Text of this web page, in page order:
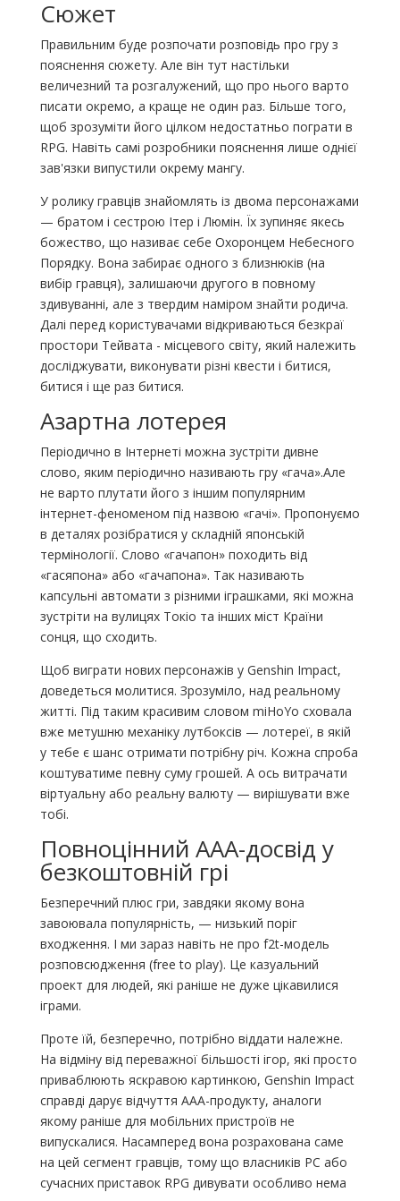
Сюжет
Правильним буде розпочати розповідь про гру з
пояснення сюжету. Але він тут настільки
величезний та розгалужений, що про нього варто
писати окремо, а краще не один раз. Більше того,
щоб зрозуміти його цілком недостатньо пограти в
RPG. Навіть самі розробники пояснення лише однієї
зав'язки випустили окрему мангу.
У ролику гравців знайомлять із двома персонажами
— братом і сестрою Ітер і Люмін. Їх зупиняє якесь
божество, що називає себе Охоронцем Небесного
Порядку. Вона забирає одного з близнюків (на
вибір гравця), залишаючи другого в повному
здивуванні, але з твердим наміром знайти родича.
Далі перед користувачами відкриваються безкраї
простори Тейвата - місцевого світу, який належить
досліджувати, виконувати різні квести і битися,
битися і ще раз битися.
Азартна лотерея
Періодично в Інтернеті можна зустріти дивне
слово, яким періодично називають гру «гача».Але
не варто плутати його з іншим популярним
інтернет-феноменом під назвою «гачі». Пропонуємо
в деталях розібратися у складній японській
термінології. Слово «гачапон» походить від
«гасяпона» або «гачапона». Так називають
капсульні автомати з різними іграшками, які можна
зустріти на вулицях Токіо та інших міст Країни
сонця, що сходить.
Щоб виграти нових персонажів у Genshin Impact,
доведеться молитися. Зрозуміло, над реальному
житті. Під таким красивим словом miHoYo сховала
вже метушню механіку лутбоксів — лотереї, в якій
у тебе є шанс отримати потрібну річ. Кожна спроба
коштуватиме певну суму грошей. А ось витрачати
віртуальну або реальну валюту — вирішувати вже
тобі.
Повноцінний ААА-досвід у
безкоштовній грі
Безперечний плюс гри, завдяки якому вона
завоювала популярність, — низький поріг
входження. І ми зараз навіть не про f2t-модель
розповсюдження (free to play). Це казуальний
проект для людей, які раніше не дуже цікавилися
іграми.
Проте їй, безперечно, потрібно віддати належне.
На відміну від переважної більшості ігор, які просто
приваблюють яскравою картинкою, Genshin Impact
справді дарує відчуття ААА-продукту, аналоги
якому раніше для мобільних пристроїв не
випускалися. Насамперед вона розрахована саме
на цей сегмент гравців, тому що власників PC або
сучасних приставок RPG дивувати особливо нема